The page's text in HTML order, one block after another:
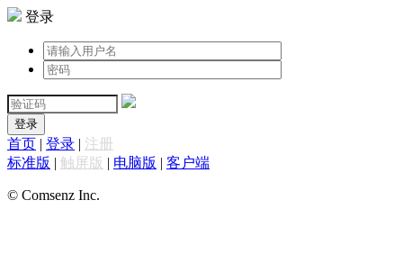
登录
登录
首页 | 登录 | 注册
标准版 | 触屏版 | 电脑版 | 客户端
© Comsenz Inc.